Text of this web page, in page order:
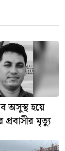
অসুস্থ হয়ে
মৃত্যু